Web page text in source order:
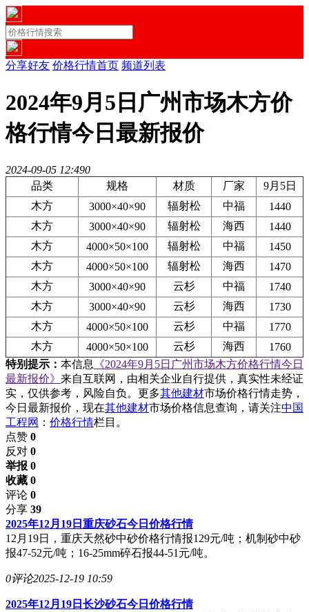
分享好友 价格行情首页 频道列表
2024年9月5日广州市场木方价
格行情今日最新报价
2024-09-05 12:490
品类
规格 材质 厂家
9月5日
木方
3000×40×90 辐射松 中福
1440
木方
3000×40×90 辐射松 海西
1440
木方
4000×50×100 辐射松 中福
1450
木方
4000×50×100 辐射松 海西
1470
木方
3000×40×90 云杉 中福
1740
木方
3000×40×90 云杉 海西
1730
木方
4000×50×100 云杉 中福
1770
木方
4000×50×100 云杉 海西
1760
特别提示： 本信息
《2024年9月5日广州市场木方价格行情今日
最新报价》 来自互联网，由相关企业自行提供，真实性未经证
实，仅供参考，风险自负。更多其他建材市场价格行情走势，
今日最新报价，现在其他建材市场价格信息查询，请关注中国
工程网 ： 价格行情栏目。
点赞 0
反对 0
举报 0
收藏 0
评论 0
分享 39
2025年12月19日重庆砂石今日价格行情
12月19日，重庆天然砂中砂价格行情报129元/吨；机制砂中砂
报47-52元/吨；16-25mm碎石报44-51元/吨。
0评论2025-12-19 10:59
2025年12月19日长沙砂石今日价格行情